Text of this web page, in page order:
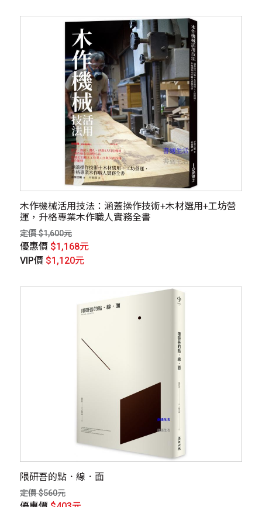
木作機械活用技法：涵蓋操作技術+木材選用+工坊營
運，升格專業木作職人實務全書
定價 $1,600元
優惠價 $1,168元
VIP價 $1,120元
隈研吾的點．線．面
定價 $560元